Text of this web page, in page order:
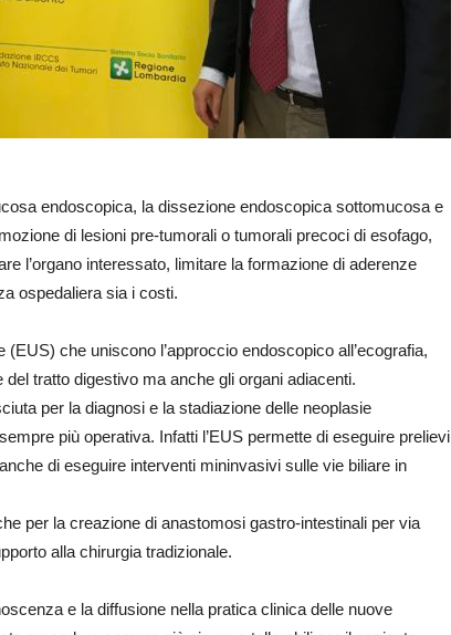
endoscopica, la dissezione endoscopica sottomucosa e
di lesioni pre-tumorali o tumorali precoci di esofago,
l’organo interessato, limitare la formazione di aderenze
ospedaliera sia i costi.
che uniscono l’approccio endoscopico all’ecografia,
tratto digestivo ma anche gli organi adiacenti.
per la diagnosi e la stadiazione delle neoplasie
più operativa. Infatti l’EUS permette di eseguire prelievi
di eseguire interventi mininvasivi sulle vie biliare in
per la creazione di anastomosi gastro-intestinali per via
alla chirurgia tradizionale.
e la diffusione nella pratica clinica delle nuove